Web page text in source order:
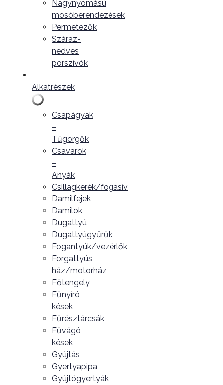
Nagynyomású
mosóberendezések
Permetezők
Száraz-
nedves
porszívók
Alkatrészek
Csapágyak
–
Tűgörgők
Csavarok
–
Anyák
Csillagkerék/fogasív
Damilfejek
Damilok
Dugattyú
Dugattyúgyűrűk
Fogantyúk/vezérlők
Forgattyús
ház/motorház
Főtengely
Fűnyíró
kések
Fűrésztárcsák
Fűvágó
kések
Gyújtás
Gyertyapipa
Gyújtógyertyák